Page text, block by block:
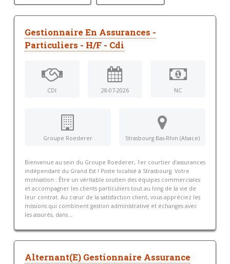
Gestionnaire En Assurances -
Particuliers - H/F - Cdi
CDI 28-07-2026 NC
Groupe Roederer Strasbourg Bas-Rhin (Alsace)
Bienvenue au sein du Groupe Roederer, 1er courtier d’assurances
indépendant du Grand Est ! Poste localisé à Strasbourg. Votre
motivation : Être un véritable soutien des équipes commerciales
et accompagner les clients particuliers tout au long de la vie de
leur contrat. Au cœur de la satisfaction client, vous appréciez les
missions qui combinent gestion administrative et échanges avec
les assurés, dans...
Alternant(E) Gestionnaire Assurance